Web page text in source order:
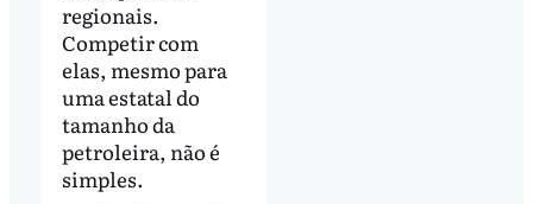
regionais.
Competir com
elas, mesmo para
uma estatal do
tamanho da
petroleira, não é
simples.